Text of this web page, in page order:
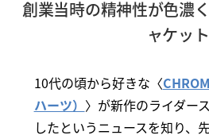
創業当時の精神性が色濃
ャケット
10代の頃から好きな〈
ハーツ） 〉が新作のライダー
したというニュースを知り、